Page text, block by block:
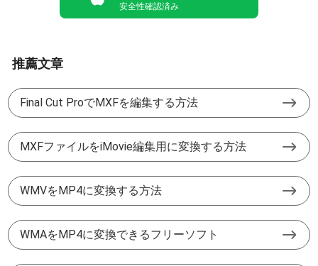
安全性確認済み
推薦文章
Final Cut ProでMXFを編集する方法
MXFファイルをiMovie編集用に変換する方法
WMVをMP4に変換する方法
WMAをMP4に変換できるフリーソフト